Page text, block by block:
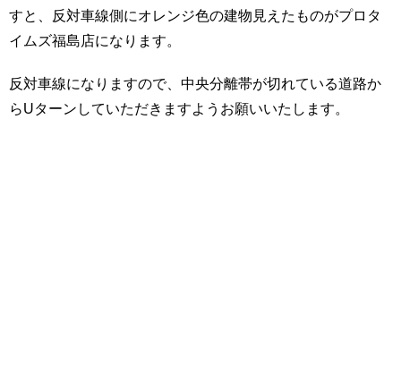
すと、反対車線側にオレンジ色の建物見えたものがプロタ
イムズ福島店になります。
反対車線になりますので、中央分離帯が切れている道路か
らUターンしていただきますようお願いいたします。